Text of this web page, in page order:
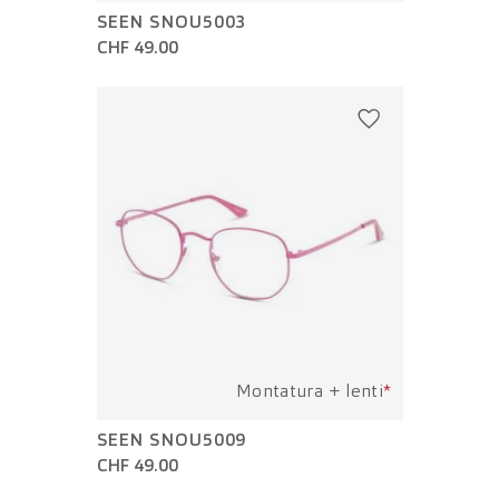
SEEN SNOU5003
CHF 49.00
Montatura + lenti*
SEEN SNOU5009
CHF 49.00